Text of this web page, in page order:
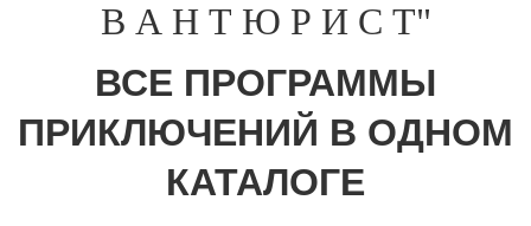
В А Н Т Ю Р И С Т"
ВСЕ ПРОГРАММЫ
ПРИКЛЮЧЕНИЙ В ОДНОМ
КАТАЛОГЕ